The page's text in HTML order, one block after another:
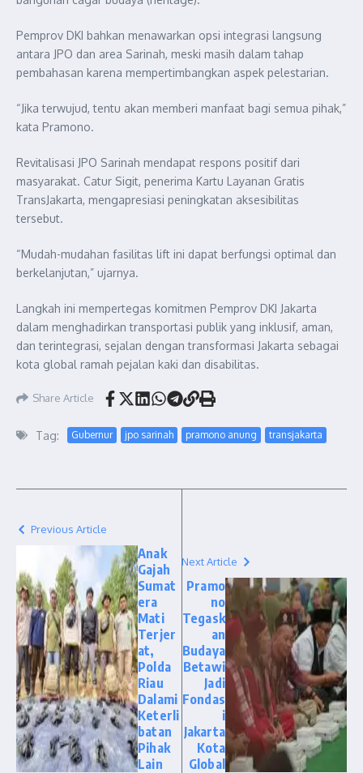
Pemprov DKI bahkan menawarkan opsi integrasi langsung
antara JPO dan area Sarinah, meski masih dalam tahap
pembahasan karena mempertimbangkan aspek pelestarian.
“Jika terwujud, tentu akan memberi manfaat bagi semua pihak,”
kata Pramono.
Revitalisasi JPO Sarinah mendapat respons positif dari
masyarakat. Catur Sigit, penerima Kartu Layanan Gratis
TransJakarta, mengapresiasi peningkatan aksesibilitas
tersebut.
“Mudah-mudahan fasilitas lift ini dapat berfungsi optimal dan
berkelanjutan,” ujarnya.
Langkah ini mempertegas komitmen Pemprov DKI Jakarta
dalam menghadirkan transportasi publik yang inklusif, aman,
dan terintegrasi, sejalan dengan transformasi Jakarta sebagai
kota global ramah pejalan kaki dan disabilitas.
Share Article
Tag: Gubernur jpo sarinah pramono anung transjakarta
Previous Article
Anak
Gajah
Sumat
era
Mati
Terjer
at,
Polda
Riau
Dalami
Keterli
batan
Pihak
Lain
Next Article
Pramo
no
Tegask
an
Budaya
Betawi
Jadi
Fondas
i
Jakarta
Kota
Global